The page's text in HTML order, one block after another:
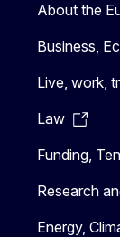
About the
Business,
Live, work,
Law
Funding,
Research
Energy,